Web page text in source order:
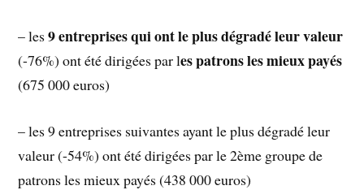
– les9 entreprises qui ont le plus dégradé leur valeur
(-76%) ont été dirigées par les patrons les mieux payés
(675 000 euros)
– les 9 entreprises suivantes ayant le plus dégradé leur
valeur (-54%) ont été dirigées par le 2ème groupe de
patrons les mieux payés (438 000 euros)